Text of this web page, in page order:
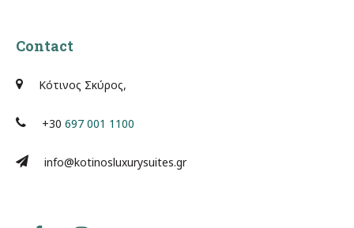
Contact
Κότινος Σκύρος,
+30 697 001 1100
info@kotinosluxurysuites.gr